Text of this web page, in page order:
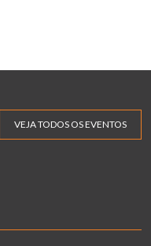
VEJA TODOS OS EVENTOS